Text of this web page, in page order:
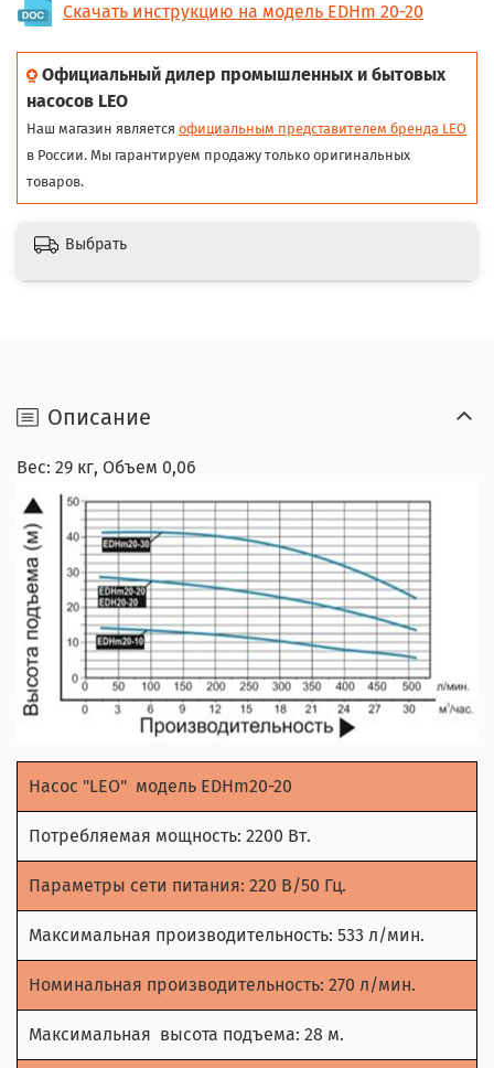
Скачать инструкцию на модель EDHm 20-20
Официальный дилер промышленных и бытовых
насосов LEO
Наш магазин является официальным представителем бренда LEO
в России. Мы гарантируем продажу только оригинальных
товаров.
Выбрать
Описание
Вес: 29 кг, Объем 0,06
Насос "LEO" модель EDHm20-20
Потребляемая мощность: 2200 Вт.
Параметры сети питания: 220 В/50 Гц.
Максимальная производительность: 533 л/мин.
Номинальная производительность: 270 л/мин.
Максимальная высота подъема: 28 м.